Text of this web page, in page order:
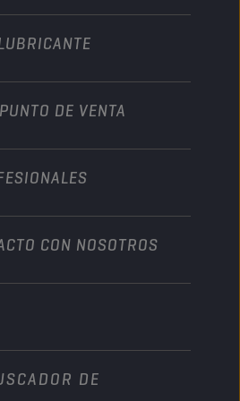
todoterreno
DE VENTA
CON NOSOTROS
52 2620 Hemiksem
DE